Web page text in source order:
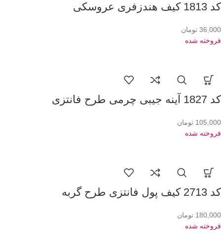
کد 1813 کیف هندزفری عروسکی
36,000 تومان
فروخته شده
کد 1827 آینه جیبی چرمی طرح فانتزی
105,000 تومان
فروخته شده
کد 2713 کیف پول فانتزی طرح گربه
180,000 تومان
فروخته شده